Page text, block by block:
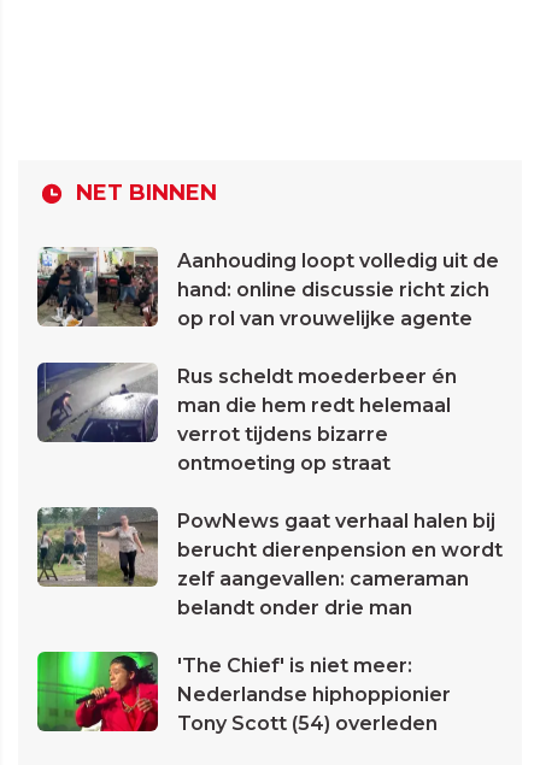
NET BINNEN
Aanhouding loopt volledig uit de
hand: online discussie richt zich
op rol van vrouwelijke agente
Rus scheldt moederbeer én
man die hem redt helemaal
verrot tijdens bizarre
ontmoeting op straat
PowNews gaat verhaal halen bij
berucht dierenpension en wordt
zelf aangevallen: cameraman
belandt onder drie man
'The Chief' is niet meer:
Nederlandse hiphoppionier
Tony Scott (54) overleden